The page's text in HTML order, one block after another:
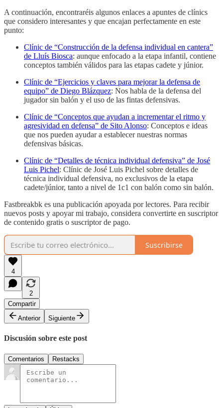
A continuación, encontraréis algunos enlaces a apuntes de clínics
que considero interesantes y que encajan perfectamente en este
punto:
Clínic de “Construcción de la defensa individual en cantera”
de Lluís Biosca: aunque enfocado a la etapa infantil, contiene
conceptos también válidos para las etapas cadete y júnior.
Clínic de “Ejercicios y claves para mejorar la defensa de
equipo” de Diego Blázquez: Nos habla de la defensa del
jugador sin balón y el uso de las fintas defensivas.
Clínic de “Conceptos que ayudan a incrementar el ritmo y
agresividad en defensa” de Sito Alonso: Conceptos e ideas
que nos pueden ayudar a establecer nuestras normas
defensivas básicas.
Clínic de “Detalles de técnica individual defensiva” de José
Luis Pichel: Clínic de José Luis Pichel sobre detalles de
técnica individual defensiva, no exclusivos de la etapa
cadete/júnior, tanto a nivel de 1c1 con balón como sin balón.
Fastbreakbk es una publicación apoyada por lectores. Para recibir
nuevos posts y apoyar mi trabajo, considera convertirte en suscriptor
de contenido gratis o suscriptor de pago.
Suscribirse
4
2
Compartir
Anterior
Siguiente
Discusión sobre este post
Comentarios Restacks